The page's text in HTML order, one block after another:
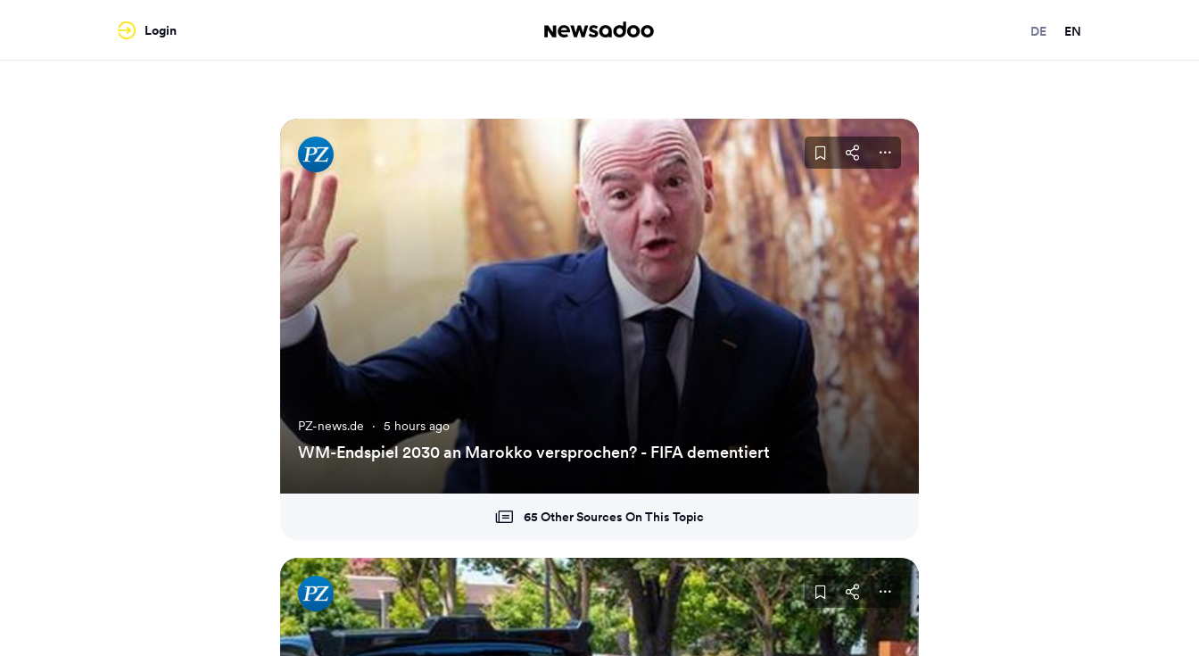
Login DE EN
PZ-news.de · 5 hours ago
WM-Endspiel 2030 an Marokko versprochen? - FIFA dementiert
65 Other Sources On This Topic